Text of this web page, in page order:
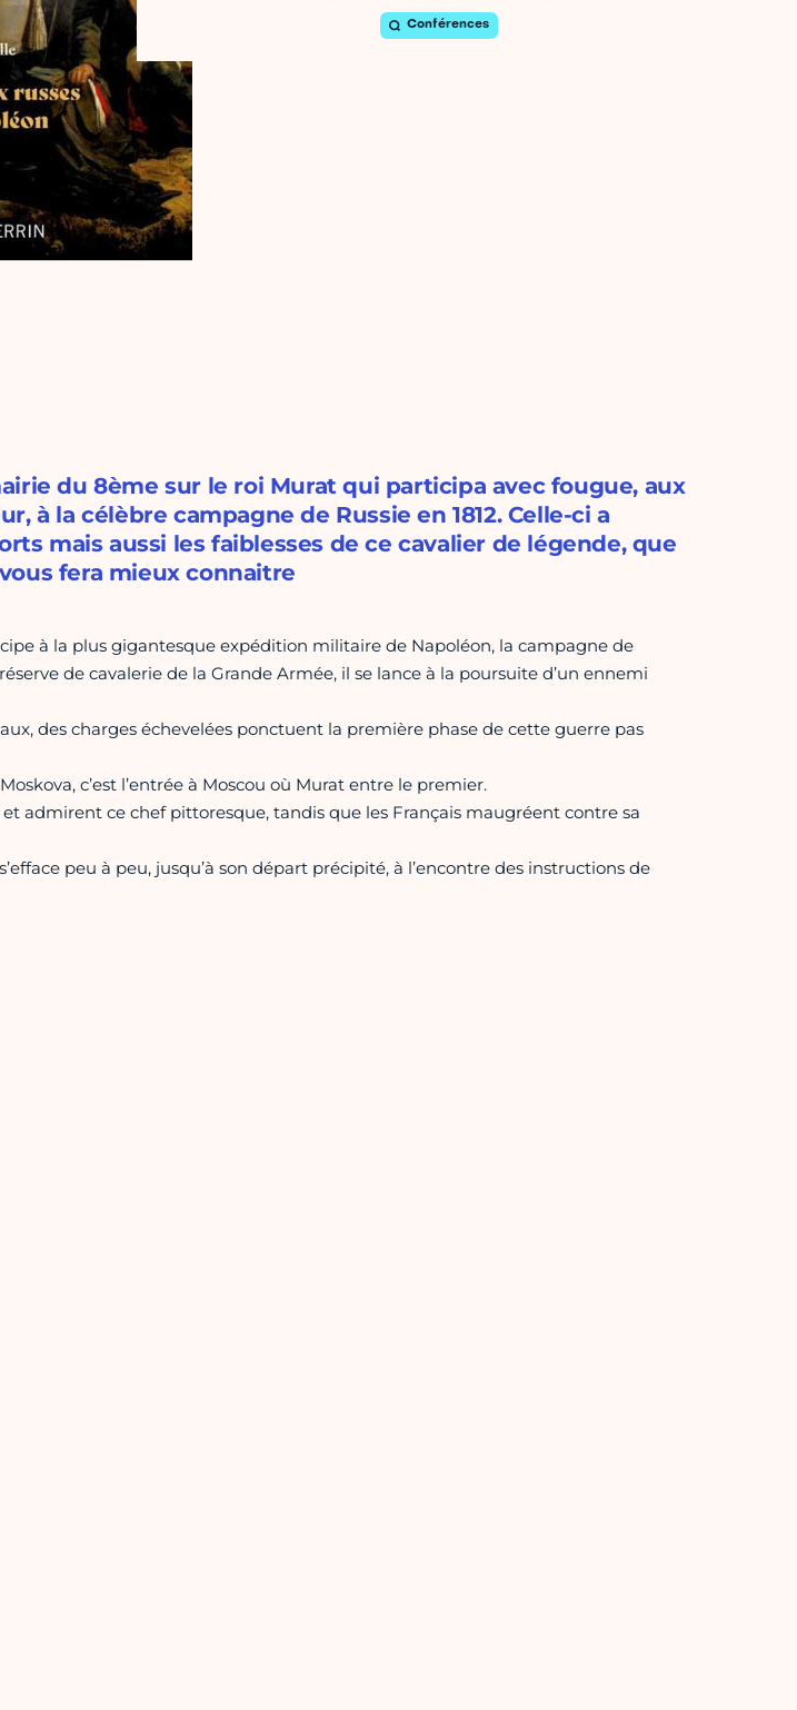
Conférences
du 8ème sur le roi Murat qui participa avec fougue, aux
à la célèbre campagne de Russie en 1812. Celle-ci a
mais aussi les faiblesses de ce cavalier de légende, que
fera mieux connaitre
à la plus gigantesque expédition militaire de Napoléon, la campagne de
de cavalerie de la Grande Armée, il se lance à la poursuite d’un ennemi
des charges échevelées ponctuent la première phase de cette guerre pas
c’est l’entrée à Moscou où Murat entre le premier.
et admirent ce chef pittoresque, tandis que les Français maugréent contre sa
peu à peu, jusqu’à son départ précipité, à l’encontre des instructions de